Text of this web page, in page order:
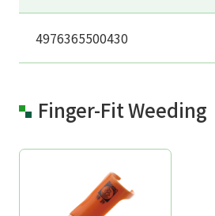
4976365500430
Finger-Fit Weeding